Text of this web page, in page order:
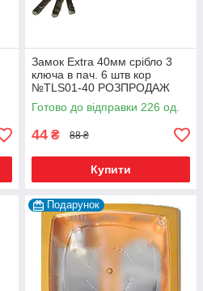
Замок Extra 40мм срібло 3
ключа в пач. 6 штв кор
№ТLS01-40 РОЗПРОДАЖ
Готово до відправки 226 од.
44 ₴ 88 ₴
Купити
Подарунок